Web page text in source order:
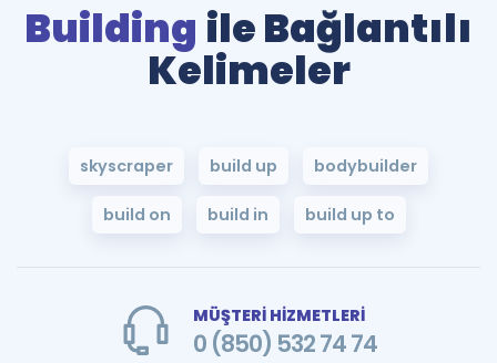
Building ile Bağlantılı
Kelimeler
skyscraper build up bodybuilder
build on build in build up to
MÜŞTERİ HİZMETLERİ
0 (850) 532 74 74